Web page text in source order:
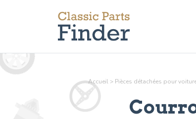
Accueil > Pièces détachées pour